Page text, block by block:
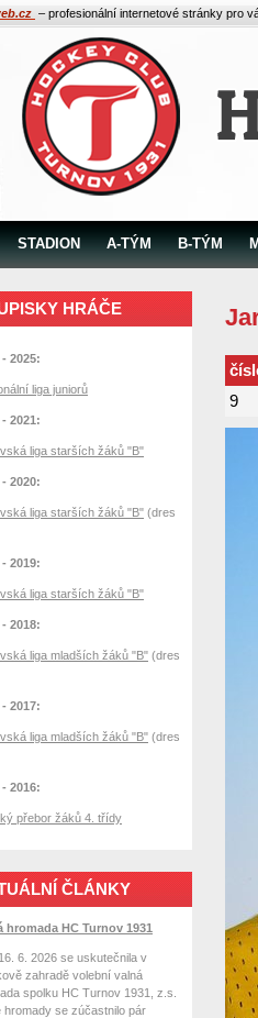
– profesionální internetové stránky pro
STADION A-TÝM B-TÝM
9
HRÁČE
- 2025:
liga juniorů
- 2021:
liga starších žáků "B"
- 2020:
liga starších žáků "B" (dres
- 2019:
liga starších žáků "B"
- 2018:
liga mladších žáků "B" (dres
- 2017:
liga mladších žáků "B" (dres
- 2016:
přebor žáků 4. třídy
ČLÁNKY
hromada HC Turnov 1931
6. 2026 se uskutečnila v
zahradě volební valná
spolku HC Turnov 1931, z.s.
hromady se zúčastnilo pár